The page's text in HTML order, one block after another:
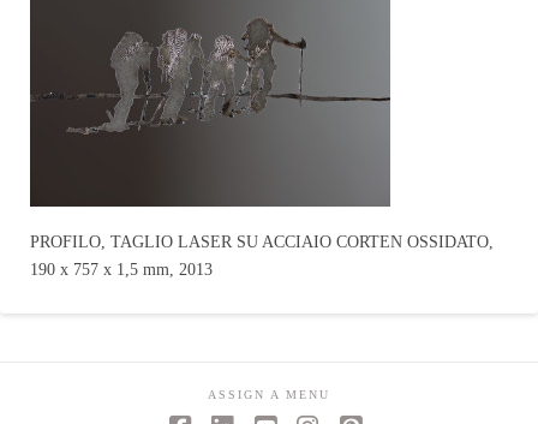
PROFILO, TAGLIO LASER SU ACCIAIO CORTEN OSSIDATO,
190 x 757 x 1,5 mm, 2013
ASSIGN A MENU